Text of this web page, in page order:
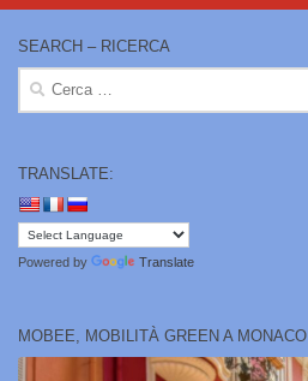
SEARCH – RICERCA
Ricerca
TRANSLATE:
Powered by Translate
MOBEE, MOBILITÀ GREEN A MONACO